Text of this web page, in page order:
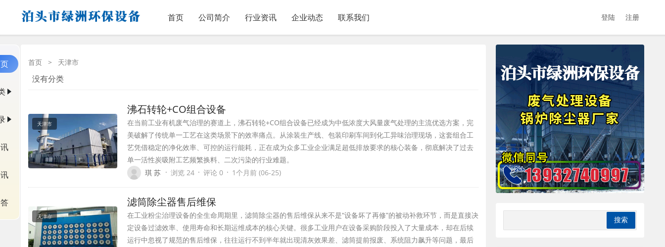
首页 公司简介 行业资讯 企业动态 联系我们 登陆 注册
首页 > 天津市
没有分类
天津市
沸石转轮+CO组合设备
在当前工业有机废气治理的赛道上，沸石转轮+CO组合设备已经成为中低浓度大风量废气处理的主流优选方案，完
美破解了传统单一工艺在这类场景下的效率痛点。从涂装生产线、包装印刷车间到化工异味治理现场，这套组合工
艺凭借稳定的净化效率、可控的运行能耗，正在成为众多工业企业满足超低排放要求的核心装备，彻底解决了过去
单一活性炭吸附工艺频繁换料、二次污染的行业难题。
琪 苏 · 浏览 24 · 评论 0 · 1个月前 (06-25)
天津市
滤筒除尘器售后维保
在工业粉尘治理设备的全生命周期里，滤筒除尘器的售后维保从来不是“设备坏了再修”的被动补救环节，而是直接决
定设备过滤效率、使用寿命和长期运维成本的核心关键。很多工业用户在设备采购阶段投入了大量成本，却在后续
运行中忽视了规范的售后维保，往往运行不到半年就出现清灰效果差、滤筒提前报废、系统阻力飙升等问题，最后